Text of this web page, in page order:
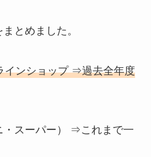
とめました。
インショップ ⇒過去全年度
・スーパー） ⇒これまで一